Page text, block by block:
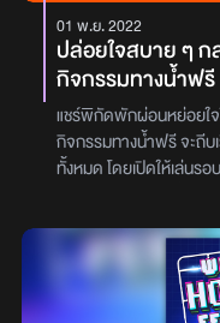
01 พ.ย. 2022
ปล่อยใจสบาย ๆ ก
กิจกรรมทางน้ำฟรี
แชร์พิกัดพักผ่อนหย่อยใจ
กิจกรรมทางน้ำฟรี จะถี
ทั้งหมด โดยเปิดให้เล่น
9.00 - 18.00 น. ที่สวน